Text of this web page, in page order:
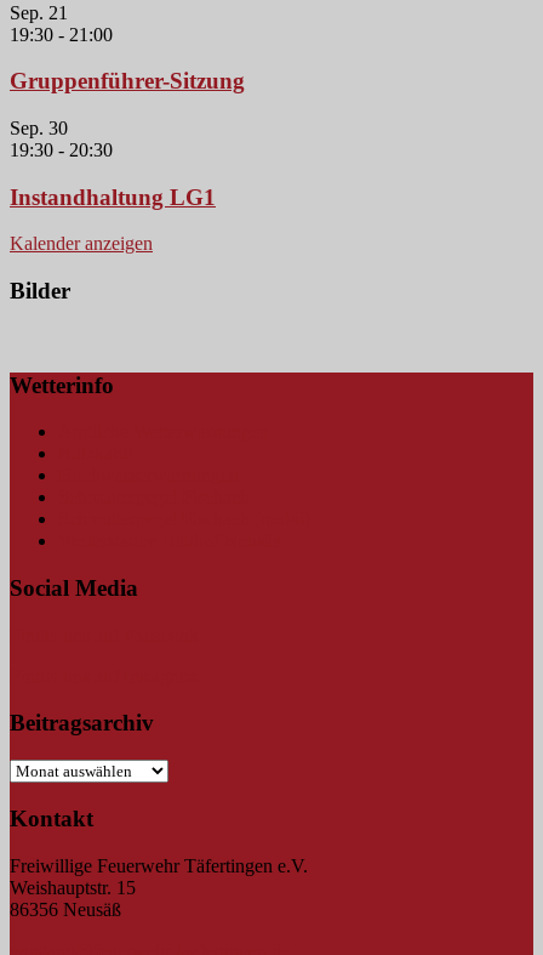
Sep. 21
19:30 - 21:00
Gruppenführer-Sitzung
Sep. 30
19:30 - 20:30
Instandhaltung LG1
Kalender anzeigen
Bilder
Wetterinfo
Social Media
Beitragsarchiv
Beitragsarchiv
Kontakt
Freiwillige Feuerwehr Täfertingen e.V.
Weishauptstr. 15
86356 Neusäß